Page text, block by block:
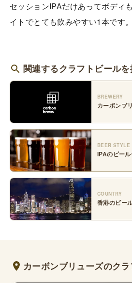
セッションIPAだけあってボディ
イトでとても飲みやすい1本です。
関連するクラフトビール
BREWERY
カーボンブ
BEER STYLE
IPAのビー
COUNTRY
香港のビー
カーボンブリューズのク